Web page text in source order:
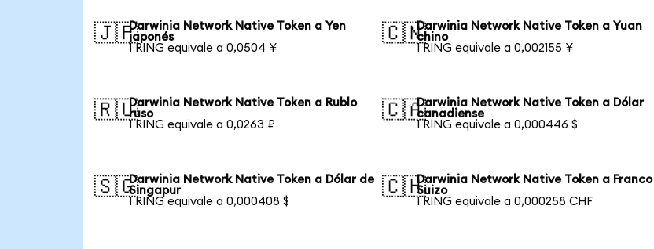
🇯🇵Darwinia Network Native Token a Yen
japonés
1 RING equivale a 0,0504 ¥
🇨🇳Darwinia Network Native Token a Yuan
chino
1 RING equivale a 0,002155 ¥
🇷🇺Darwinia Network Native Token a Rublo
ruso
1 RING equivale a 0,0263 ₽
🇨🇦Darwinia Network Native Token a Dólar
canadiense
1 RING equivale a 0,000446 $
🇸🇬Darwinia Network Native Token a Dólar de
Singapur
1 RING equivale a 0,000408 $
🇨🇭Darwinia Network Native Token a Franco
Suizo
1 RING equivale a 0,000258 CHF